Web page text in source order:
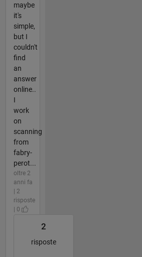
maybe
it's
simple,
but I
couldn't
find
an
answer
online..
I
work
on
scanning
from
fabry-
perot...
oltre 2
anni fa
| 2
risposte
| 0
2
risposte